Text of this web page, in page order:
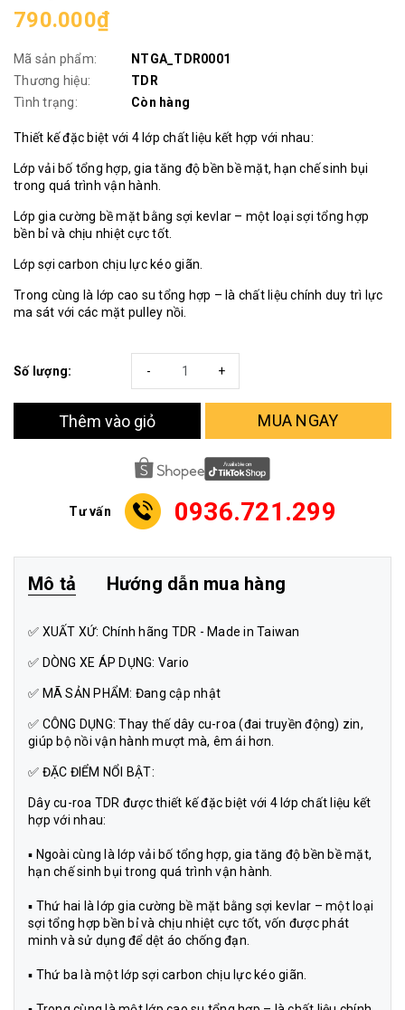
790.000₫
Mã sản phẩm:
NTGA_TDR0001
Thương hiệu:
TDR
Tình trạng:
Còn hàng
Thiết kế đặc biệt với 4 lớp chất liệu kết hợp với nhau:
Lớp vải bố tổng hợp, gia tăng độ bền bề mặt, hạn chế sinh bụi
trong quá trình vận hành.
Lớp gia cường bề mặt bằng sợi kevlar – một loại sợi tổng hợp
bền bỉ và chịu nhiệt cực tốt.
Lớp sợi carbon chịu lực kéo giãn.
Trong cùng là lớp cao su tổng hợp – là chất liệu chính duy trì lực
ma sát với các mặt pulley nồi.
Số lượng: +
-
Thêm vào giỏ MUA NGAY
Tư vấn 0936.721.299
Mô tả Hướng dẫn mua hàng
✅ XUẤT XỨ: Chính hãng TDR - Made in Taiwan
✅ DÒNG XE ÁP DỤNG: Vario
✅ MÃ SẢN PHẨM: Đang cập nhật
✅ CÔNG DỤNG: Thay thế dây cu-roa (đai truyền động) zin,
giúp bộ nồi vận hành mượt mà, êm ái hơn.
✅ ĐẶC ĐIỂM NỔI BẬT:
Dây cu-roa TDR được thiết kế đặc biệt với 4 lớp chất liệu kết
hợp với nhau:
▪ Ngoài cùng là lớp vải bố tổng hợp, gia tăng độ bền bề mặt,
hạn chế sinh bụi trong quá trình vận hành.
▪ Thứ hai là lớp gia cường bề mặt bằng sợi kevlar – một loại
sợi tổng hợp bền bỉ và chịu nhiệt cực tốt, vốn được phát
minh và sử dụng để dệt áo chống đạn.
▪ Thứ ba là một lớp sợi carbon chịu lực kéo giãn.